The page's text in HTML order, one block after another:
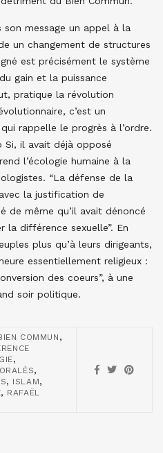
son message un appel à la
un changement de structures
est précisément le système
gain et la puissance
pratique la révolution
c’est un
rappelle le progrès à l’ordre.
Si, il avait déjà opposé
l’écologie humaine à la
“La défense de la
la justification de
de même qu’il avait dénoncé
la différence sexuelle”. En
plus qu’à leurs dirigeants,
essentiellement religieux :
des coeurs”, à une
soir politique.
COMMUN ,
,
,
, ISLAM,
, RAFAËL